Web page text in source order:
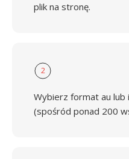
plik na stronę.
2
Wybierz format au
(spośród ponad 200